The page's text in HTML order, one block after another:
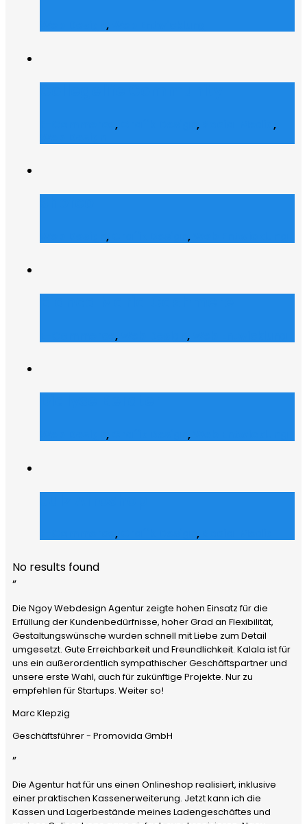
,
, ,
,
, ,
, ,
, ,
, ,
No results found
”
Die Ngoy Webdesign Agentur zeigte hohen Einsatz für die
Erfüllung der Kundenbedürfnisse, hoher Grad an Flexibilität,
Gestaltungswünsche wurden schnell mit Liebe zum Detail
umgesetzt. Gute Erreichbarkeit und Freundlichkeit. Kalala ist für
uns ein außerordentlich sympathischer Geschäftspartner und
unsere erste Wahl, auch für zukünftige Projekte. Nur zu
empfehlen für Startups. Weiter so!
Marc Klepzig
Geschäftsführer - Promovida GmbH
”
Die Agentur hat für uns einen Onlineshop realisiert, inklusive
einer praktischen Kassenerweiterung. Jetzt kann ich die
Kassen und Lagerbestände meines Ladengeschäftes und